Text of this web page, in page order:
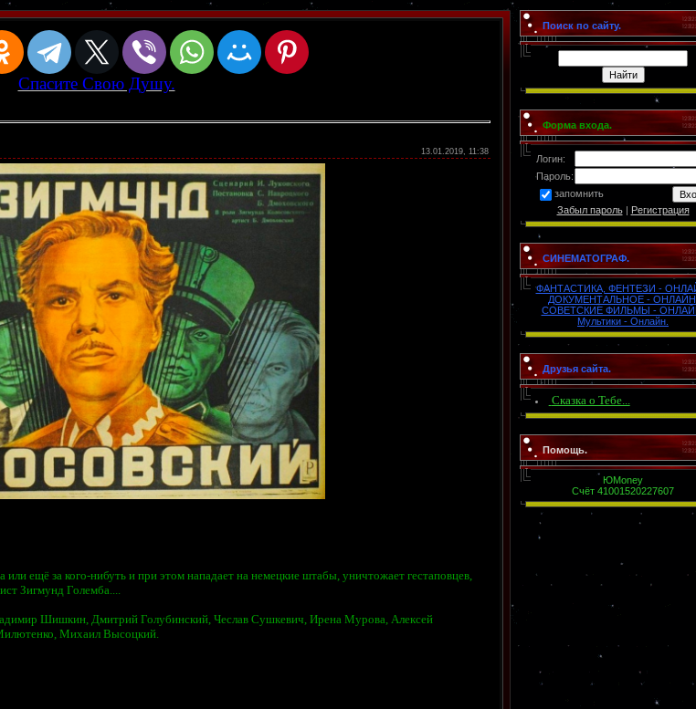
Спасите Свою Душу.
13.01.2019, 11:38
или ещё за кого-нибуть и при этом нападает на немецкие штабы, уничтожает гестаповцев,
Зигмунд Големба....
Шишкин, Дмитрий Голубинский, Чеслав Сушкевич, Ирена Мурова, Алексей
Михаил Высоцкий.
Поиск по сайту.
Форма входа.
Логин:
Пароль:
запомнить
Забыл пароль| Регистрация
СИНЕМАТОГРАФ.
ФАНТАСТИКА, ФЕНТЕЗИ -
ДОКУМЕНТАЛЬНОЕ -
СОВЕТСКИЕ ФИЛЬМЫ -
Мультики - Онлайн.
Друзья сайта.
Сказка о Тебе...
Помощь.
ЮMoney
Счёт 41001520227607